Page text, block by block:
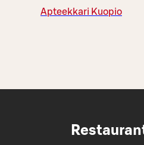
Apteekkari Kuopio